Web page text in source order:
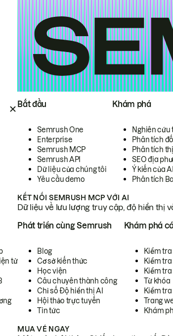
Bắt đầu
Semrush One
Enterprise
Semrush MCP
Semrush API
Dữ liệu của chúng tôi
Yêu cầu demo
Khám phá
Nghiên cứu
Phân tích
Phân tích
SEO địa
Ý kiến của
Phân tích
KẾT NỐI SEMRUSH MCP VỚI AI
Dữ liệu về lưu lượng truy cập, độ hiển thị
tử
Phát triển cùng Semrush
Blog
Cơ sở kiến thức
Học viện
Câu chuyên thành công
Chỉ số Độ hiển thị AI
Hội thảo trực tuyến
Tin tức
Khám phá
Kiểm
Kiểm tra
Kiểm
Từ khóa
Kiểm
Trang
Khám
MUA VÉ NGAY